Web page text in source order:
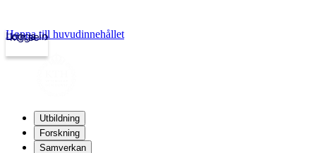
kth.se
Logga in
Hoppa till huvudinnehållet
Utbildning
Forskning
Samverkan